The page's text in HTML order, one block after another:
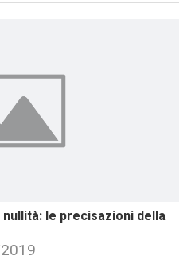
le precisazioni della